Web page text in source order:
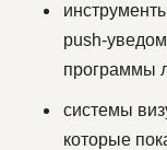
push-
программы
системы
которые